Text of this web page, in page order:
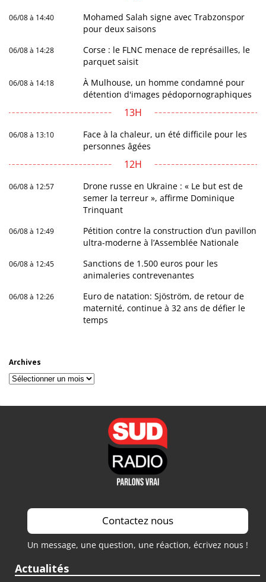
06/08 à 14:40
Mohamed Salah signe avec Trabzonspor
pour deux saisons
06/08 à 14:28
Corse : le FLNC menace de représailles, le
parquet saisit
06/08 à 14:18
À Mulhouse, un homme condamné pour
détention d'images pédopornographiques
13H
06/08 à 13:10
Face à la chaleur, un été difficile pour les
personnes âgées
12H
06/08 à 12:57
Drone russe en Ukraine : « Le but est de
semer la terreur », affirme Dominique
Trinquant
06/08 à 12:49
Pétition contre la construction d’un pavillon
ultra-moderne à l’Assemblée Nationale
06/08 à 12:45
Sanctions de 1.500 euros pour les
animaleries contrevenantes
06/08 à 12:26
Euro de natation: Sjöström, de retour de
maternité, continue à 32 ans de défier le
temps
Archives
Archives
Contactez nous
Un message, une question, une réaction, écrivez nous !
Actualités